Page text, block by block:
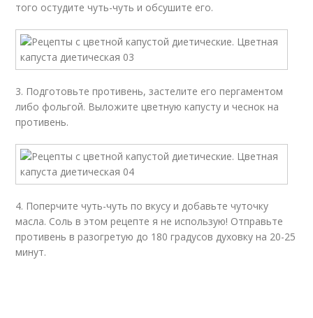
того остудите чуть-чуть и обсушите его.
3. Подготовьте противень, застелите его пергаментом
либо фольгой. Выложите цветную капусту и чеснок на
противень.
4. Поперчите чуть-чуть по вкусу и добавьте чуточку
масла. Соль в этом рецепте я не использую! Отправьте
противень в разогретую до 180 градусов духовку на 20-25
минут.